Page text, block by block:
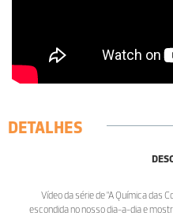
DETALHES
Vídeo da série de "A Química das
escondida no nosso dia-a-dia e